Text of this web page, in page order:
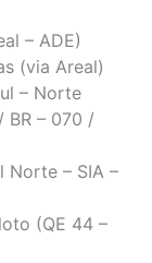
– ADE)
(via Areal)
– Norte
BR – 070 /
Norte – SIA –
(QE 44 –